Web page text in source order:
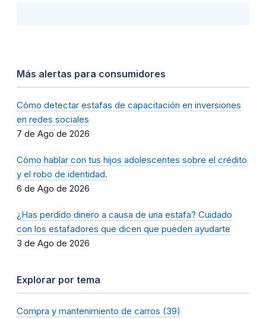
Más alertas para consumidores
Cómo detectar estafas de capacitación en inversiones
en redes sociales
7 de Ago de 2026
Cómo hablar con tus hijos adolescentes sobre el crédito
y el robo de identidad.
6 de Ago de 2026
¿Has perdido dinero a causa de una estafa? Cuidado
con los estafadores que dicen que pueden ayudarte
3 de Ago de 2026
Explorar por tema
Compra y mantenimiento de carros (39)